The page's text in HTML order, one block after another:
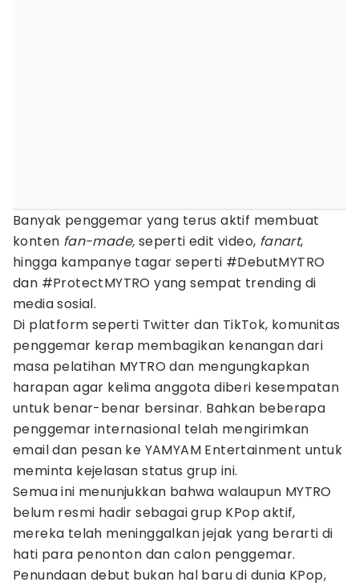
Banyak penggemar yang terus aktif membuat
konten fan-made, seperti edit video, fanart,
hingga kampanye tagar seperti #DebutMYTRO
dan #ProtectMYTRO yang sempat trending di
media sosial.
Di platform seperti Twitter dan TikTok, komunitas
penggemar kerap membagikan kenangan dari
masa pelatihan MYTRO dan mengungkapkan
harapan agar kelima anggota diberi kesempatan
untuk benar-benar bersinar. Bahkan beberapa
penggemar internasional telah mengirimkan
email dan pesan ke YAMYAM Entertainment untuk
meminta kejelasan status grup ini.
Semua ini menunjukkan bahwa walaupun MYTRO
belum resmi hadir sebagai grup KPop aktif,
mereka telah meninggalkan jejak yang berarti di
hati para penonton dan calon penggemar.
Penundaan debut bukan hal baru di dunia KPop,